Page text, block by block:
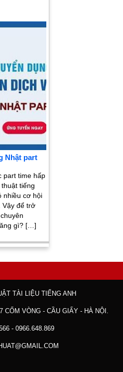
Nhật part
part time hấp
tiếng
nhiều cơ hội
Vậy để trở
gì? […]
TÀI LIỆU TIẾNG ANH
CỐM VÒNG - CẦU GIẤY - HÀ NỘI.
- 0966.648.869